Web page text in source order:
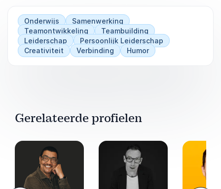
Onderwijs
Samenwerking
Teamontwikkeling
Teambuilding
Leiderschap
Persoonlijk Leiderschap
Creativiteit
Verbinding Humor
Gerelateerde profielen